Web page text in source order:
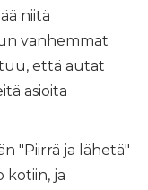
niitä
vanhemmat
että autat
asioita
"Piirrä ja lähetä"
kotiin, ja